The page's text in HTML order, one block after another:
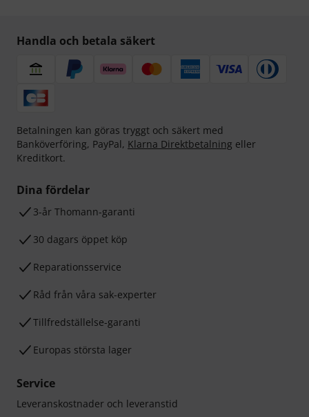
Handla och betala säkert
Betalningen kan göras tryggt och säkert med
Banköverföring, PayPal, Klarna Direktbetalning eller
Kreditkort.
Dina fördelar
3-år Thomann-garanti
30 dagars öppet köp
Reparationsservice
Råd från våra sak-experter
Tillfredställelse-garanti
Europas största lager
Service
Leveranskostnader och leveranstid